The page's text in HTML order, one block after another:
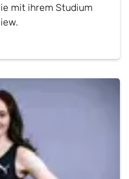
mit ihrem Studium